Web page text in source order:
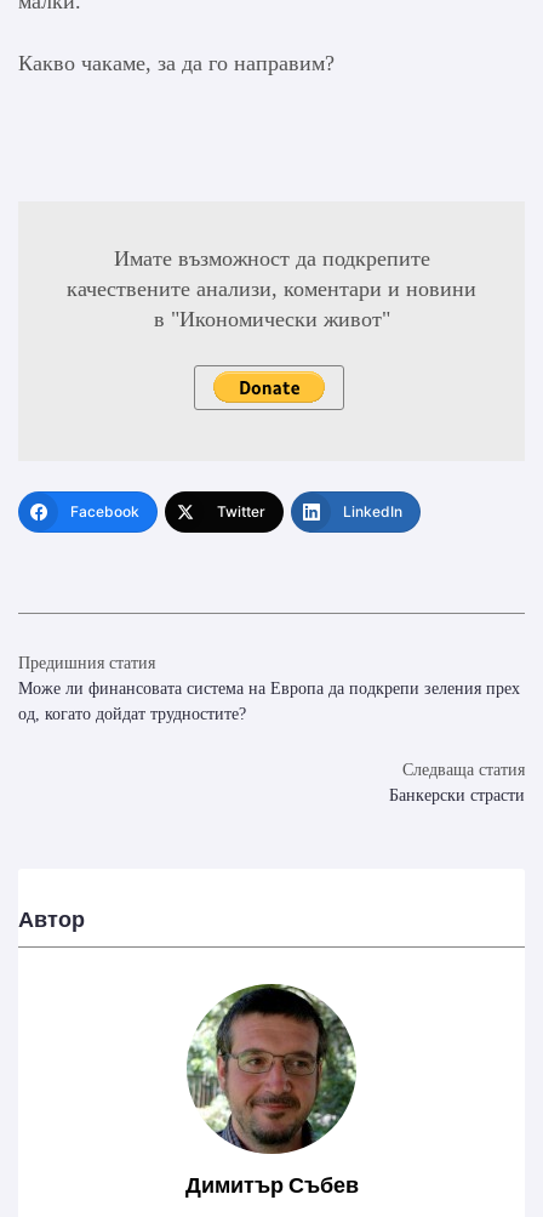
Какво чакаме, за да го направим?
Имате възможност да подкрепите
качествените анализи, коментари и новини
в "Икономически живот"
Facebook Twitter LinkedIn
Предишния статия
Може ли финансовата система на Европа да подкрепи зеления прех
од, когато дойдат трудностите?
Следваща статия
Банкерски страсти
Димитър Събев